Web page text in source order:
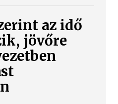
az idő
jövőre